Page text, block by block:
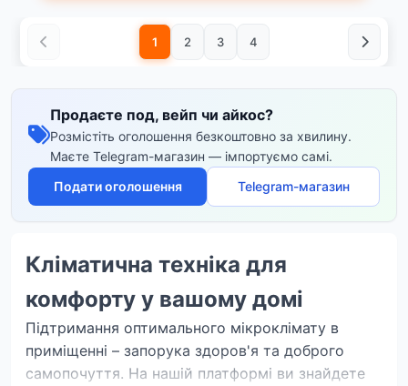
1 2 3 4
Продаєте под, вейп чи айкос?
Розмістіть оголошення безкоштовно за хвилину.
Маєте Telegram-магазин — імпортуємо самі.
Подати оголошення
Telegram-магазин
Кліматична техніка для
комфорту у вашому домі
Підтримання оптимального мікроклімату в
приміщенні – запорука здоров'я та доброго
самопочуття. На нашій платформі ви знайдете